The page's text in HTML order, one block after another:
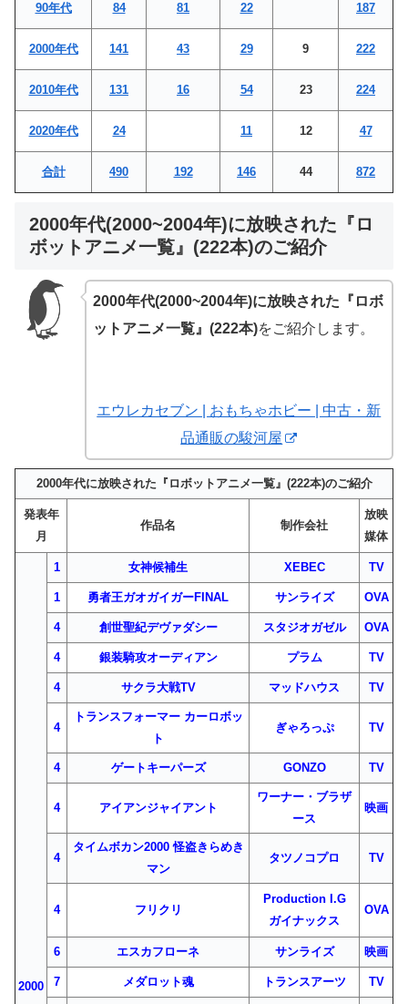
90年代 84 81 22 187
2000年代 141 43 29 9 222
2010年代 131 16 54 23 224
2020年代 24 11 12 47
合計 490 192 146 44 872
2000年代(2000~2004年)に放映された『ロ
ボットアニメ一覧』(222本)のご紹介
2000年代(2000~2004年)に放映された『ロボ
ットアニメ一覧』(222本)をご紹介します。
エウレカセブン | おもちゃホビー | 中古・新
品通販の駿河屋
2000年代に放映された『ロボットアニメ一覧』(222本)のご紹介
発表年
月
作品名 制作会社
放映
媒体
2000
1 女神候補生 XEBEC TV
1 勇者王ガオガイガーFINAL サンライズ OVA
4 創世聖紀デヴァダシー スタジオガゼル OVA
4 銀装騎攻オーディアン プラム TV
4 サクラ大戦TV マッドハウス TV
4
トランスフォーマー カーロボッ
ト
ぎゃろっぷ TV
4 ゲートキーパーズ GONZO TV
4 アイアンジャイアント
ワーナー・ブラザ
ース
映画
4
タイムボカン2000 怪盗きらめき
マン
タツノコプロ TV
4 フリクリ
Production I.G
ガイナックス
OVA
6 エスカフローネ サンライズ 映画
7 メダロット魂 トランスアーツ TV